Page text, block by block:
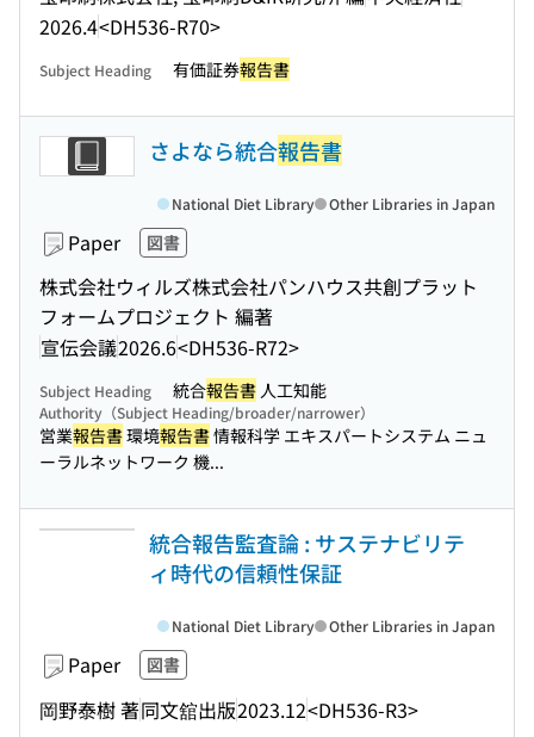
2026.4<DH536-R70>
Subject Heading 有価証券報告書
さよなら統合報告書
Paper 図書
株式会社ウィルズ株式会社パンハウス共創プラット
フォームプロジェクト 編著
宣伝会議2026.6<DH536-R72>
National Diet Library Other Libraries in Japan
Subject Heading 統合報告書 人工知能
Authority（Subject Heading/broader/narrower）
営業報告書環境報告書情報科学 エキスパートシステム ニュ
ーラルネットワーク 機...
統合報告監査論 : サステナビリテ
ィ時代の信頼性保証
Paper 図書
岡野泰樹 著同文舘出版2023.12<DH536-R3>
National Diet Library Other Libraries in Japan